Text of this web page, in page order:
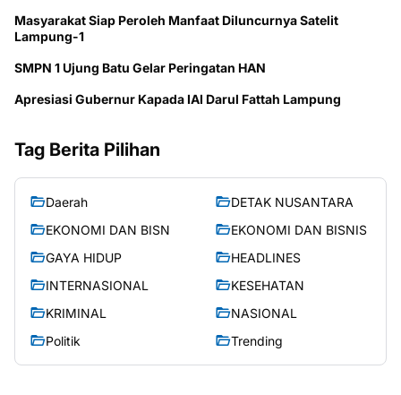
Masyarakat Siap Peroleh Manfaat Diluncurnya Satelit
Lampung-1
SMPN 1 Ujung Batu Gelar Peringatan HAN
Apresiasi Gubernur Kapada IAI Darul Fattah Lampung
Tag Berita Pilihan
Daerah
DETAK NUSANTARA
EKONOMI DAN BISN
EKONOMI DAN BISNIS
GAYA HIDUP
HEADLINES
INTERNASIONAL
KESEHATAN
KRIMINAL
NASIONAL
Politik
Trending